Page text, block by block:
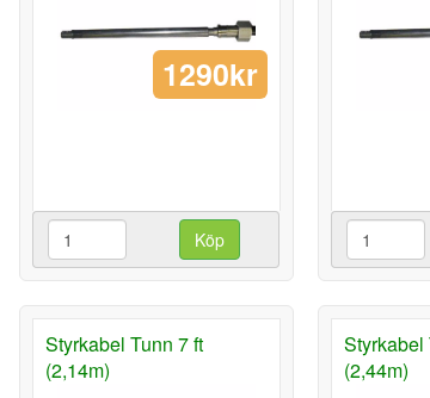
1290kr
Köp
Styrkabel Tunn 7 ft
(2,14m)
Styrkabel
(2,44m)